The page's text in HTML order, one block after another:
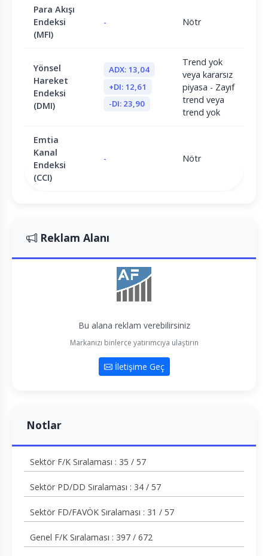
Para Akışı
Endeksi
(MFI)
- Nötr
Yönsel
Hareket
Endeksi
(DMI)
ADX: 13,04
+DI: 12,61
-DI: 23,90
Trend yok
veya kararsız
piyasa - Zayıf
trend veya
trend yok
Emtia
Kanal
Endeksi
(CCI)
- Nötr
Reklam Alanı
Bu alana reklam verebilirsiniz
Markanızı binlerce yatırımcıya ulaştırın
İletişime Geç
Notlar
Sektör F/K Sıralaması : 35 / 57
Sektör PD/DD Sıralaması : 34 / 57
Sektör FD/FAVÖK Sıralaması : 31 / 57
Genel F/K Sıralaması : 397 / 672